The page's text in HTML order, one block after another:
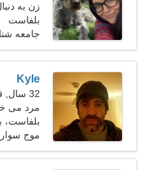
زن به دنبال
بلفاست
جامعه
استراحت
Kyle
32 سال, قوس
مرد می
ملاقات کند 25-
بلفاست،
موج